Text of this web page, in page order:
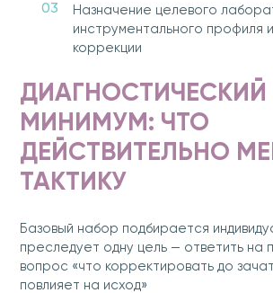
Назначение целевого
инструментального профиля
коррекции
ДИАГНОСТИЧЕСКИЙ
МИНИМУМ: ЧТО
ДЕЙСТВИТЕЛЬНО
ТАКТИКУ
Базовый набор подбирается
преследует одну цель — ответить на
вопрос «что корректировать до
повлияет на исход»